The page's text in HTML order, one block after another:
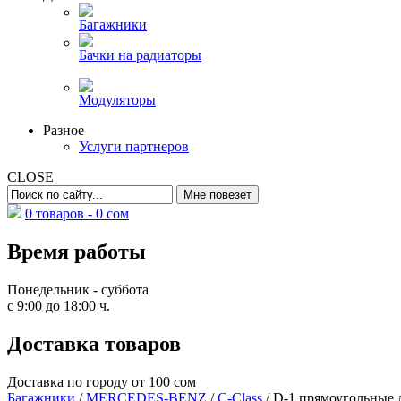
Багажники
Бачки на радиаторы
Модуляторы
Разное
Услуги партнеров
CLOSE
0 товаров - 0 сом
Время работы
Понедельник - суббота
с 9:00 до 18:00 ч.
Доставка товаров
Доставка по городу от 100 сом
Багажники /MERCEDES-BENZ /C-Class / D-1 прямоугольные